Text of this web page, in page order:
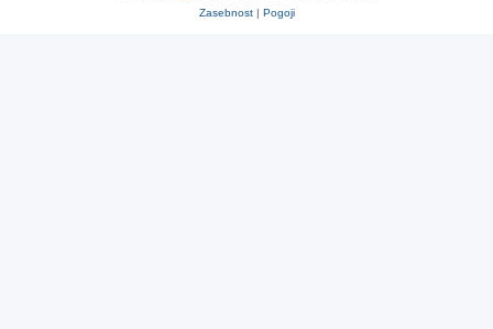
Zasebnost| Pogoji